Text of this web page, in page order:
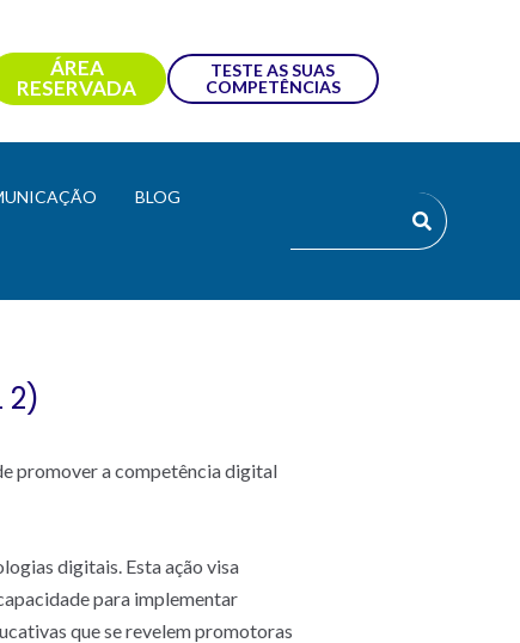
ÁREA
RESERVADA
TESTE AS SUAS
COMPETÊNCIAS
BLOG
2)
promover a competência digital
digitais. Esta ação visa
para implementar
que se revelem promotoras